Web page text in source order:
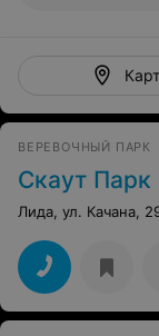
ВЕРЕВОЧНЫЙ ПАРК
Скаут Парк
Лида, ул. Качана,